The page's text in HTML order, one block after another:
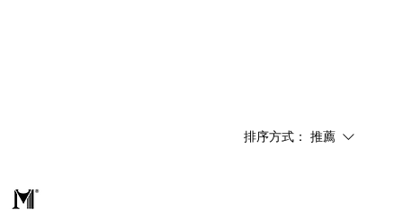
排序方式： 推薦